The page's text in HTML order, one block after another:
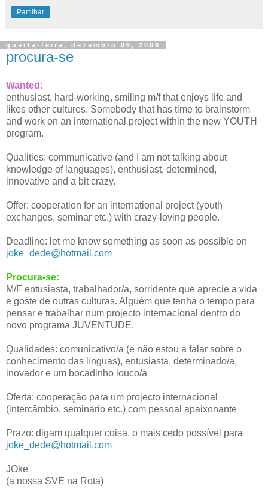
Partilhar
quarta-feira, dezembro 06, 2006
procura-se
Wanted:
enthusiast, hard-working, smiling m/f that enjoys life and
likes other cultures. Somebody that has time to brainstorm
and work on an international project within the new YOUTH
program.
Qualities: communicative (and I am not talking about
knowledge of languages), enthusiast, determined,
innovative and a bit crazy.
Offer: cooperation for an international project (youth
exchanges, seminar etc.) with crazy-loving people.
Deadline: let me know something as soon as possible on
joke_dede@hotmail.com
Procura-se:
M/F entusiasta, trabalhador/a, sorridente que aprecie a vida
e goste de outras culturas. Alguém que tenha o tempo para
pensar e trabalhar num projecto internacional dentro do
novo programa JUVENTUDE.
Qualidades: comunicativo/a (e não estou a falar sobre o
conhecimento das línguas), entusiasta, determinado/a,
inovador e um bocadinho louco/a
Oferta: cooperação para um projecto internacional
(intercâmbio, seminário etc.) com pessoal apaixonante
Prazo: digam qualquer coisa, o mais cedo possível para
joke_dede@hotmail.com
JOke
(a nossa SVE na Rota)